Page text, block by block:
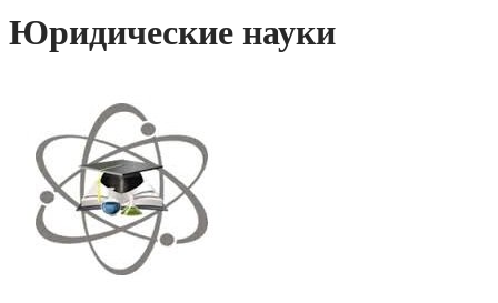
Юридические науки